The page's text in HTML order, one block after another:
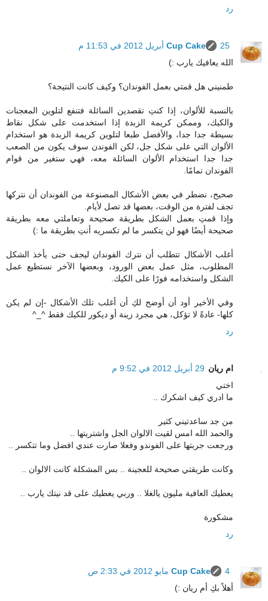
رد
Cup Cake
25 أبريل 2012 في 11:53 م
الله يعافيك يارب :)
طمنيني هل قمتي بعمل الفوندان؟ وكيف كانت النتيجة؟
بالنسبة للألوان، إذا كنتِ تقصدين السائلة فتنفع لتلوين المعجنات
والكيك، وممكن كريمة الزبدة إذا استخدمت على شكل نقاط
بسيطة جدا جدا، والأفضل طبعا لتلوين كريمة الزبدة هو استخدام
الألوان التي على شكل جل، لكن الفوندن سوف يكون من الصعب
جدا جدا استخدام الألوان السائلة معه، فهي ستغير من قوام
الفوندان تمامًا.
صحيح، نضطر في بعض الأشكال المصنوعة من الفوندان أن نتركها
تجف لفترة من الوقت، بعضها قد تصل لأيام.
وإذا قمتِ بعمل الشكل بطريقة صحيحة وتعاملتي معه بطريقة
صحيحة أيضًا فهو لن يتكسر ما لم تكسريه أنتِ بطريقة ما :)
أغلب الأشكال تتطلب أن نترك الفوندان ليجف حتى يأخذ الشكل
المطلوب، مثل عمل بعض الورود، وبعضها الآخر نستطيع عمل
الشكل واستخدامه فورًا على الكيك.
وفي الأخير أود أن أوضح لكِ أن أغلب تلك الأشكال -إن لم يكن
كلها- عادةً لا تؤكل، هي مجرد زينة أو ديكور للكيك فقط ^_^
رد
ام ريان 29 أبريل 2012 في 9:52 م
اختي
ما ادري كيف اشكرك ..
من جد ساعدتيني كثير
والحمد الله امس لقيت الالوان الجل واشتريتها ..
ورجعت جربتها على الفوندو وفعلا صارت عندي افضل وما تتكسر ..
وكانت طريقتي صحيحة للعجينة .. بس المشكلة كانت الالوان ..
يعطيك العافية مليون يالغلا .. وربي يعطيك على قد نيتك يارب ..
مشكورة
رد
Cup Cake
4 مايو 2012 في 2:33 ص
أهلاً بكِ أم ريان :)